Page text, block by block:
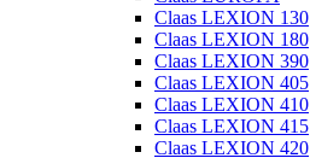
Claas LEXION 130
Claas LEXION 180
Claas LEXION 390
Claas LEXION 405
Claas LEXION 410
Claas LEXION 415
Claas LEXION 420